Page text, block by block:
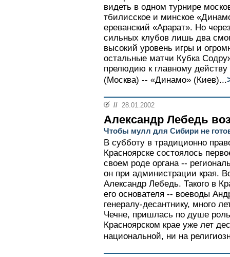
видеть в одном турнире
тбилисское и минское
ереванский «Арарат». Но
сильных клубов лишь два
высокий уровень игры и
остальные матчи Кубка
прелюдию к главному
(Москва) -- «Динамо» (Киев)...
// 28.01.2002
Александр Лебедь
Чтобы мулл для Сибири не
В субботу в традиционно
Красноярске состоялось
своем роде органа --
он при администрации края.
Александр Лебедь. Такого в
его основателя -- воеводы
генералу-десантнику, много
Чечне, пришлась по душе
Красноярском крае уже лет
национальной, ни на